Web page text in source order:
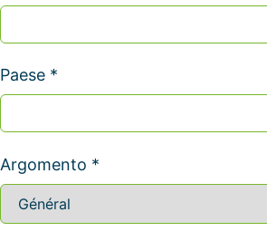
Paese *
Argomento *